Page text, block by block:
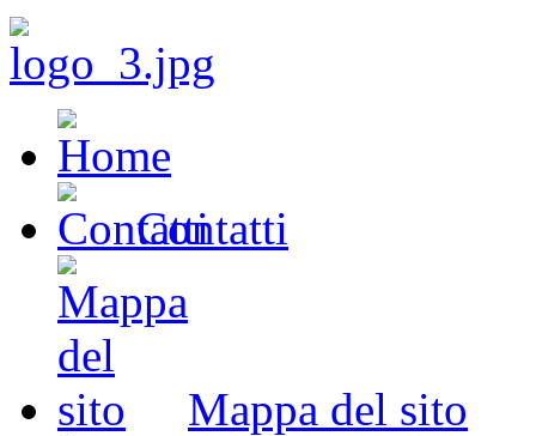
Contatti
Mappa del sito